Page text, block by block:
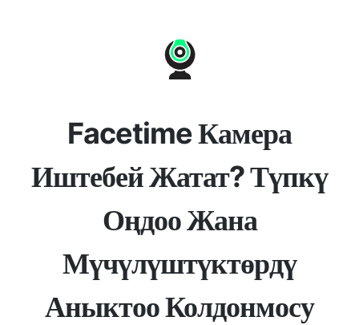
Facetime Камера
Иштебей Жатат? Түпкү
Оңдоо Жана
Мүчүлүштүктөрдү
Аныктоо Колдонмосу